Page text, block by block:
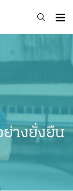
างยั่งยืน